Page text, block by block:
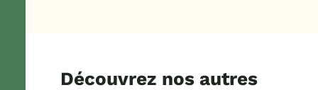
Découvrez nos autres